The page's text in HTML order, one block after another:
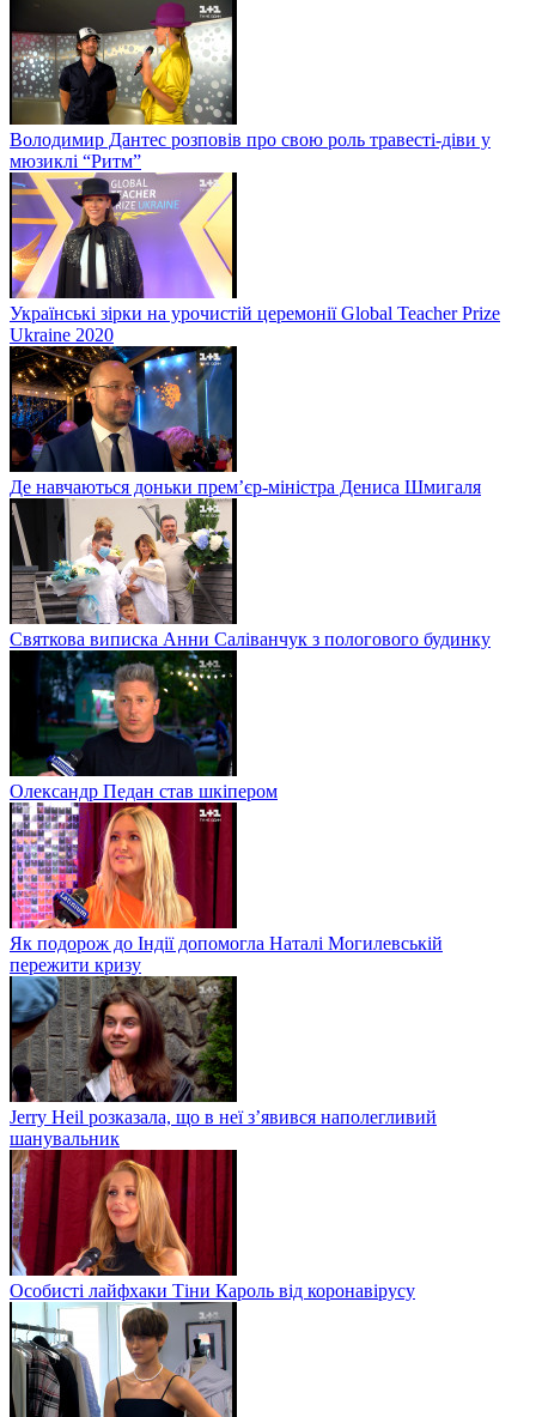
Володимир Дантес розповів про свою роль травесті-діви у
мюзиклі “Ритм”
Українські зірки на урочистій церемонії Global Teacher Prize
Ukraine 2020
Де навчаються доньки прем’єр-міністра Дениса Шмигаля
Святкова виписка Анни Саліванчук з пологового будинку
Олександр Педан став шкіпером
Як подорож до Індії допомогла Наталі Могилевській
пережити кризу
Jerry Heil розказала, що в неї з’явився наполегливий
шанувальник
Особисті лайфхаки Тіни Кароль від коронавірусу